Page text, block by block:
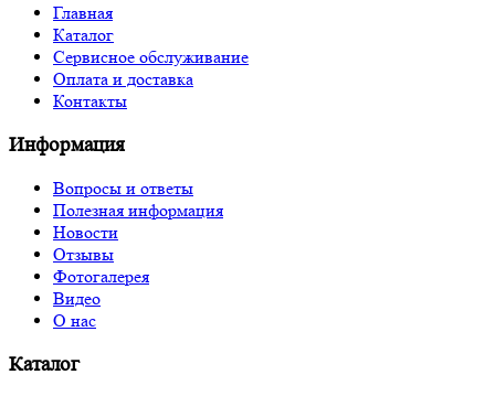
Главная
Каталог
Сервисное обслуживание
Оплата и доставка
Контакты
Информация
Вопросы и ответы
Полезная информация
Новости
Отзывы
Фотогалерея
Видео
О нас
Каталог